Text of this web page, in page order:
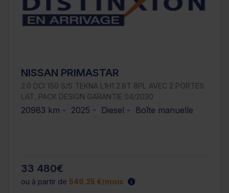
NISSAN PRIMASTAR
2.0 DCI 150 S/S TEKNA L1H1 2.8T 8PL AVEC 2 PORTES
LAT, PACK DESIGN GARANTIE 04/2030
20983 km - 2025 - Diesel - Boîte manuelle
33 480€
ou à partir de 549.25 €/mois